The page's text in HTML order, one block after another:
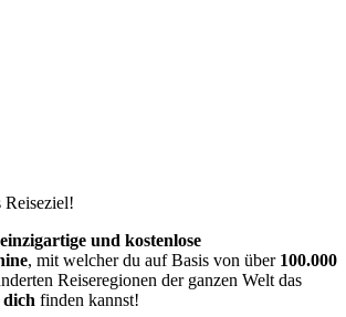
Reiseziel!
einzigartige und kostenlose
, mit welcher du auf Basis von über 100.000
Reiseregionen der ganzen Welt das
dich finden kannst!